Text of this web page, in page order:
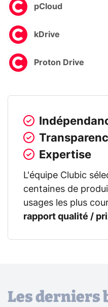
pCloud
kDrive
Proton Drive
Expertise
L'équipe Clubic
centaines de
usages les plus
rapport qualité /
Les derniers